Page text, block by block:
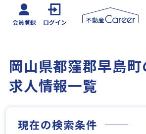
会員登録 ログイン
岡山県都窪郡早島
求人情報一覧
現在の検索条件